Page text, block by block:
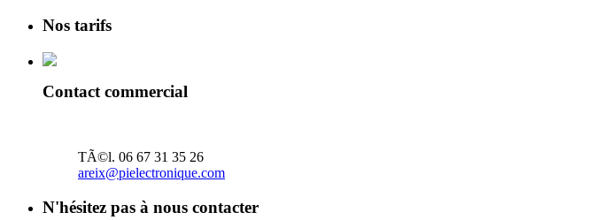
Nos tarifs
Contact commercial
TÃ©l. 06 67 31 35 26
areix@pielectronique.com
N'hésitez pas à nous contacter